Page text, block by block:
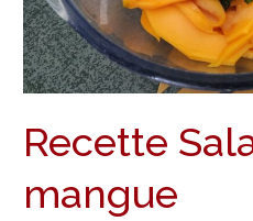
Recette
mangue